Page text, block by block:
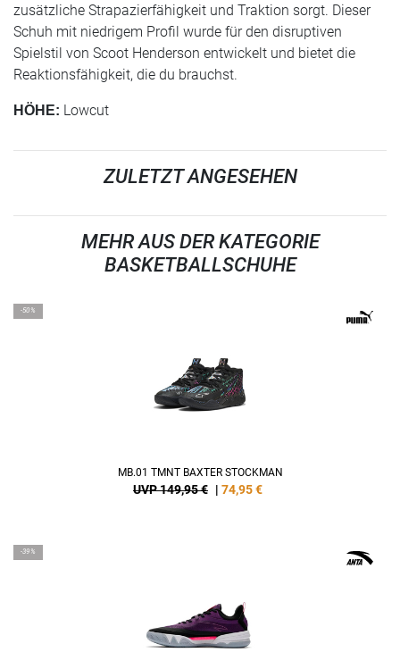
zusätzliche Strapazierfähigkeit und Traktion sorgt. Dieser
Schuh mit niedrigem Profil wurde für den disruptiven
Spielstil von Scoot Henderson entwickelt und bietet die
Reaktionsfähigkeit, die du brauchst.
HÖHE: Lowcut
ZULETZT ANGESEHEN
MEHR AUS DER KATEGORIE
BASKETBALLSCHUHE
-50%
MB.01 TMNT BAXTER STOCKMAN
UVP 149,95 € | 74,95€
-39%